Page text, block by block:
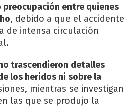
preocupación entre quienes
, debido a que el accidente
de intensa circulación
trascendieron detalles
los heridos ni sobre la
mientras se investigan
las que se produjo la